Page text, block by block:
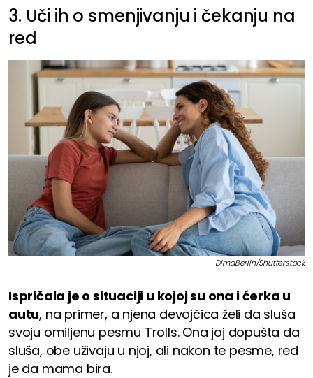
3. Uči ih o smenjivanju i čekanju na
red
DimaBerlin/Shutterstock
Ispričala je o situaciji u kojoj su ona i ćerka u
autu, na primer, a njena devojčica želi da sluša
svoju omiljenu pesmu Trolls. Ona joj dopušta da
sluša, obe uživaju u njoj, ali nakon te pesme, red
je da mama bira.